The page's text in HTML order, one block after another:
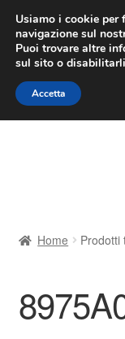
Lun-Ven
Vai
alla
navigazione
Vai
al
contenuto
Contatto
Home Prodotti
Usiamo i cookie
navigazione sul
Puoi trovare altre
sul sito o
Accetta